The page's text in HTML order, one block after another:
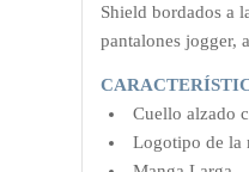
Shield bordados a
pantalones jogger,
Cuello alzado
Logotipo de la